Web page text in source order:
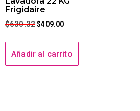
Frigidaire
$630.32 $409.00
Añadir al carrito